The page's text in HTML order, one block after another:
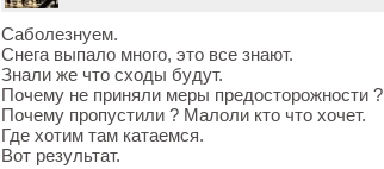
Саболезнуем.
Снега выпало много, это все знают.
Знали же что сходы будут.
Почему не приняли меры предосторожности ?
Почему пропустили ? Малоли кто что хочет.
Где хотим там катаемся.
Вот результат.